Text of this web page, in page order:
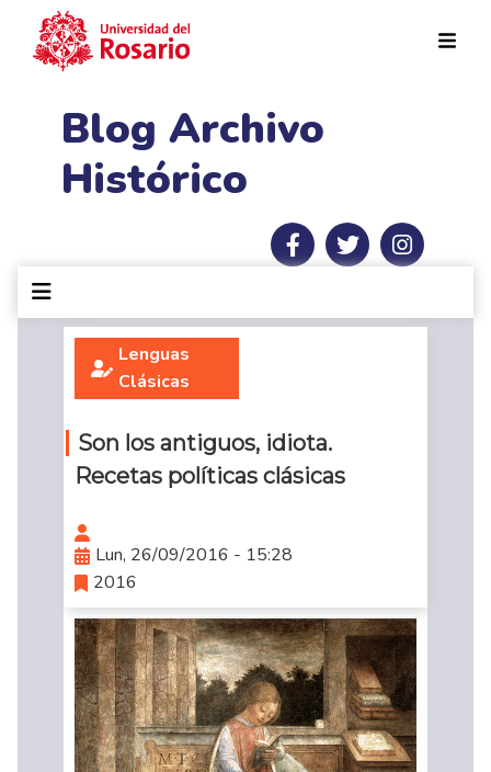
Blog Archivo
Histórico
Lenguas
Clásicas
Son los antiguos, idiota.
Recetas políticas clásicas
Lun, 26/09/2016 - 15:28
2016